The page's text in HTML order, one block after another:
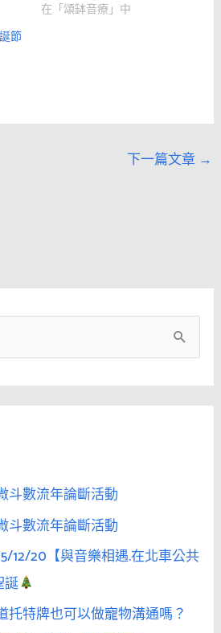
在「頌缽音療」中
節
下一篇文章 →
斗數流年論斷活動
斗數流年論斷活動
12/20【與音樂相遇.在北車公共
誕
托特牌也可以做寵物溝通嗎？